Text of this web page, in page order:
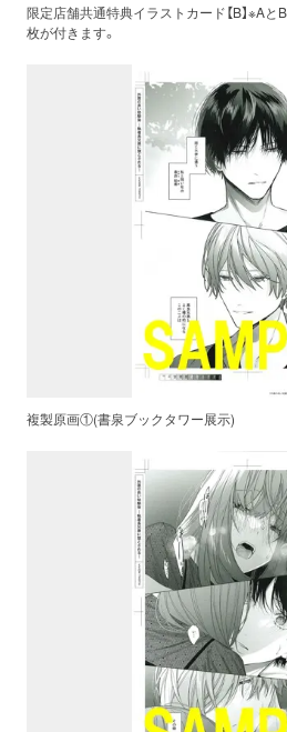
限定店舗共通特典イラストカード【B】※A
枚が付きます。
複製原画①(書泉ブックタワー展示)